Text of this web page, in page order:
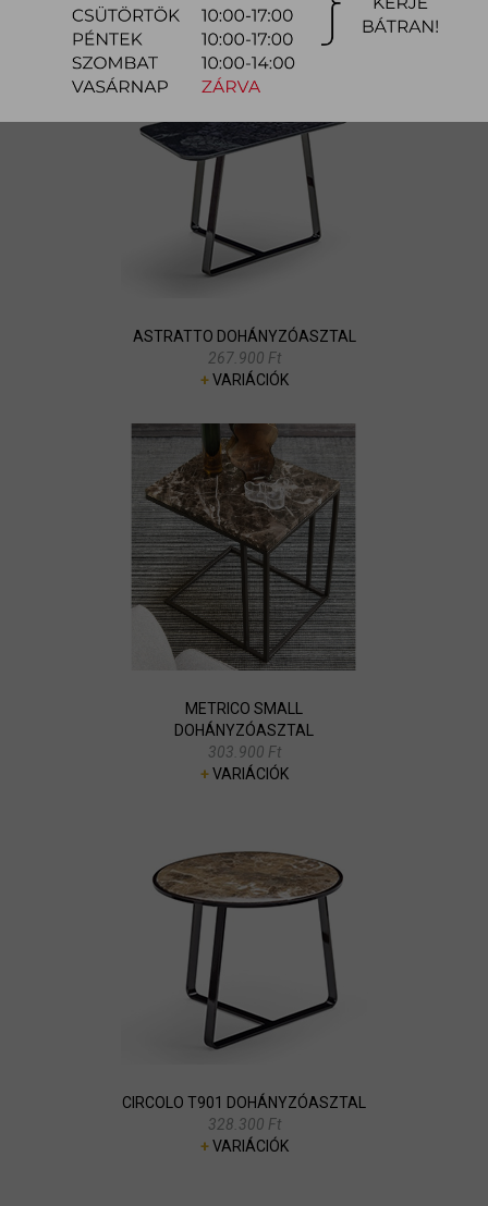
+VARIÁCIÓK
ASTRATTO DOHÁNYZÓASZTAL
267.900 Ft
+VARIÁCIÓK
METRICO SMALL
DOHÁNYZÓASZTAL
303.900 Ft
+VARIÁCIÓK
CIRCOLO T901 DOHÁNYZÓASZTAL
328.300 Ft
+VARIÁCIÓK